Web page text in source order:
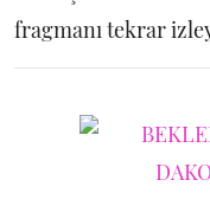
fragmanı tekrar